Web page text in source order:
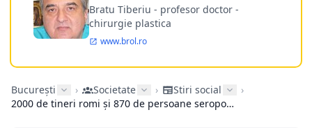
doctor
Bratu Tiberiu - profesor doctor -
chirurgie plastica
www.brol.ro
București › Societate › Stiri social
›
2000 de tineri romi și 870 de persoane seropozitive, implicați într-un program social-educațional